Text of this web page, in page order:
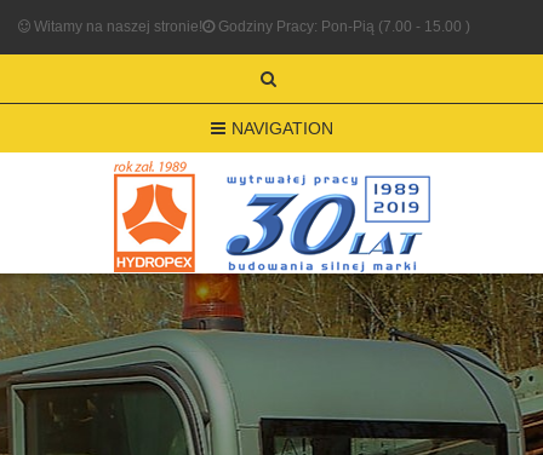
Witamy na naszej stronie! Godziny Pracy: Pon-Pią (7.00 - 15.00 )
NAVIGATION